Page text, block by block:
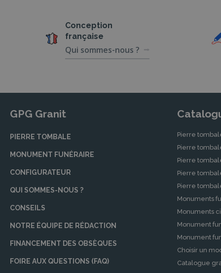
vous guident dans le choix du cercueil ou de
Cérémonie Civile ou Religieuse
Marbrerie : Monuments, Rénovations,
proposent des monuments funéraires sur
Contrats de Prévoyance Obsèques
Avoir uncontrat de prévoyance obsèques
consultations pour établir un contrat adapté
Démarches Après un Décès à
La perte d’un être cher s’accompagne de
Accompagnement dans les Démarches
Conception
française
Qui sommes-nous ?
GPG Granit
PIERRE TOMBALE
MONUMENT FUNÉRAIRE
CONFIGURATEUR
QUI SOMMES-NOUS ?
CONSEILS
NOTRE ÉQUIPE DE RÉDACTION
FINANCEMENT DES OBSÈQUES
FOIRE AUX QUESTIONS (FAQ)
Pierre
Pierre
Pierre
Pierre
Pierre
Monuments
Monuments
Monument
Monument
Choisir un
Catalogue